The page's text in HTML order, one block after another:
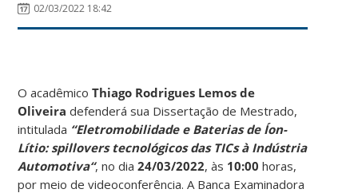
02/03/2022 18:42
O acadêmicoThiago Rodrigues Lemos de
Oliveira defenderá sua Dissertação de Mestrado,
intitulada “Eletromobilidade e Baterias de Íon-
Lítio: spillovers tecnológicos das TICs à Indústria
Automotiva“, no dia24/03/2022, às 10:00 horas,
por meio de videoconferência. A Banca Examinadora